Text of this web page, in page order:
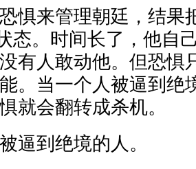
惧来管理朝廷，结果
态。时间长了，他
有人敢动他。但恐惧
。当一个人被逼到绝
就会翻转成杀机。
逼到绝境的人。